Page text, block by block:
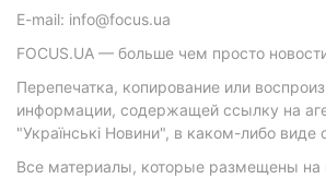
E-mail: info@focus.ua
FOCUS.UA — больше чем просто
Перепечатка, копирование или
информации, содержащей ссылку на
"Українські Новини", в каком-либо
Все материалы, которые размещены на